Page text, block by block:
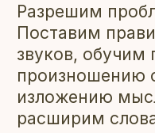
Разрешим
Поставим
звуков, обучим
произношению
изложению
расширим